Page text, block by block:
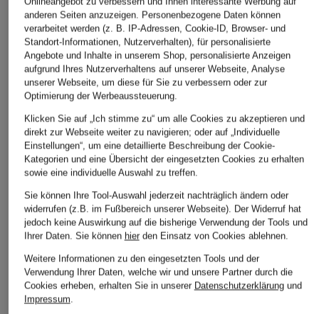
PEUTEREY
Daunenmantel
599,99 €
+Aktionsrabatt
SAVE THE DUCK
Steppmantel TAYLOR
149,99 €
Bestpreis: 127,49 €
Ursprünglich:
319,99 €
CANADA GOOSE
Daunenmäntel
abnehmbarer
Kapuze
1.525 €
anderen Seiten anzuzeigen. Personenbezogene Daten können
verarbeitet werden (z. B. IP-Adressen, Cookie-ID, Browser- und
Standort-Informationen, Nutzerverhalten), für personalisierte
Angebote und Inhalte in unserem Shop, personalisierte Anzeigen
aufgrund Ihres Nutzerverhaltens auf unserer Webseite, Analyse
unserer Webseite, um diese für Sie zu verbessern oder zur
Optimierung der Werbeaussteuerung.
Klicken Sie auf „Ich stimme zu“ um alle Cookies zu akzeptieren und
direkt zur Webseite weiter zu navigieren; oder auf „Individuelle
Einstellungen“, um eine detaillierte Beschreibung der Cookie-
Kategorien und eine Übersicht der eingesetzten Cookies zu erhalten
sowie eine individuelle Auswahl zu treffen.
Sie können Ihre Tool-Auswahl jederzeit nachträglich ändern oder
widerrufen (z.B. im Fußbereich unserer Webseite). Der Widerruf hat
jedoch keine Auswirkung auf die bisherige Verwendung der Tools und
Ihrer Daten. Sie können hierden Einsatz von Cookies ablehnen.
Weitere Informationen zu den eingesetzten Tools und der
Verwendung Ihrer Daten, welche wir und unsere Partner durch die
Cookies erheben, erhalten Sie in unserer Datenschutzerklärungund
Impressum.